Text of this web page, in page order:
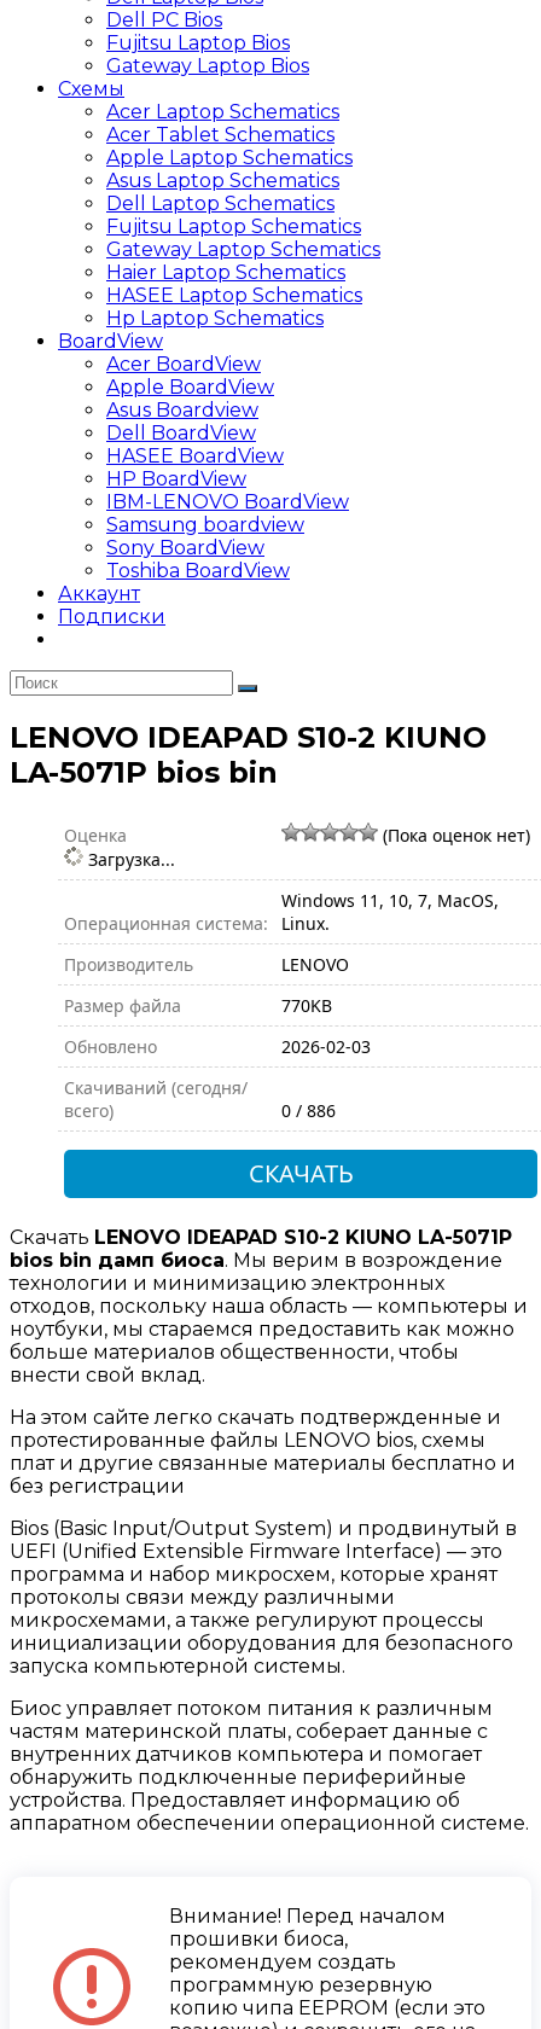
Dell PC Bios
Fujitsu Laptop Bios
Gateway Laptop Bios
Схемы
Acer Laptop Schematics
Acer Tablet Schematics
Apple Laptop Schematics
Asus Laptop Schematics
Dell Laptop Schematics
Fujitsu Laptop Schematics
Gateway Laptop Schematics
Haier Laptop Schematics
HASEE Laptop Schematics
Hp Laptop Schematics
BoardView
Acer BoardView
Apple BoardView
Asus Boardview
Dell BoardView
HASEE BoardView
HP BoardView
IBM-LENOVO BoardView
Samsung boardview
Sony BoardView
Toshiba BoardView
Аккаунт
Подписки
LENOVO IDEAPAD S10-2 KIUNO
LA-5071P bios bin
Оценка
(Пока оценок нет)
Загрузка...
Операционная система:
Windows 11, 10, 7, MacOS,
Linux.
Производитель
LENOVO
Размер файла
770KB
Обновлено
2026-02-03
Скачиваний (сегодня/
всего)
0 / 886
СКАЧАТЬ
Скачать LENOVO IDEAPAD S10-2 KIUNO LA-5071P
bios bin дамп биоса. Мы верим в возрождение
технологии и минимизацию электронных
отходов, поскольку наша область — компьютеры и
ноутбуки, мы стараемся предоставить как можно
больше материалов общественности, чтобы
внести свой вклад.
На этом сайте легко скачать подтвержденные и
протестированные файлы LENOVO bios, схемы
плат и другие связанные материалы бесплатно и
без регистрации
Bios (Basic Input/Output System) и продвинутый в
UEFI (Unified Extensible Firmware Interface) — это
программа и набор микросхем, которые хранят
протоколы связи между различными
микросхемами, а также регулируют процессы
инициализации оборудования для безопасного
запуска компьютерной системы.
Биос управляет потоком питания к различным
частям материнской платы, соберает данные с
внутренних датчиков компьютера и помогает
обнаружить подключенные периферийные
устройства. Предоставляет информацию об
аппаратном обеспечении операционной системе.
Внимание! Перед началом
прошивки биоса,
рекомендуем создать
программную резервную
копию чипа EEPROM (если это